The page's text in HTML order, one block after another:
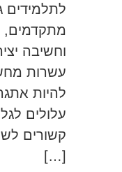
לתלמידים
מתקדמים,
וחשיבה
עשרות
להיות
עלולים
קשורים
[…]